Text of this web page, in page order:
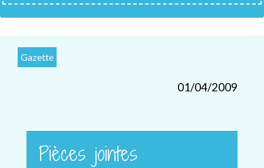
Gazette
01/04/2009
Pièces jointes